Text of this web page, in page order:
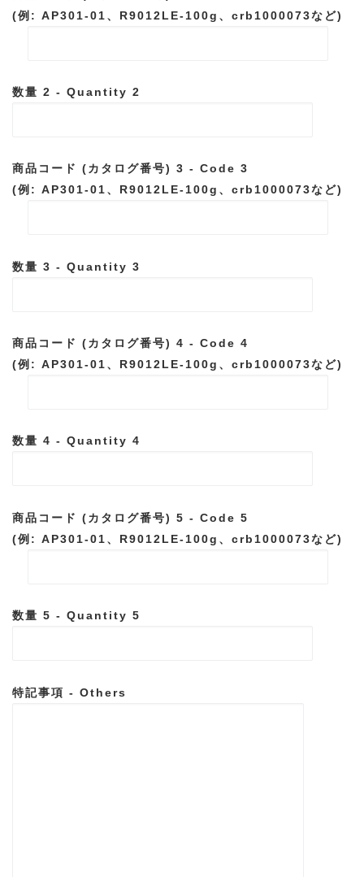
(例: AP301-01、R9012LE-100g、crb1000073など)
数量 2 - Quantity 2
商品コード (カタログ番号) 3 - Code 3
(例: AP301-01、R9012LE-100g、crb1000073など)
数量 3 - Quantity 3
商品コード (カタログ番号) 4 - Code 4
(例: AP301-01、R9012LE-100g、crb1000073など)
数量 4 - Quantity 4
商品コード (カタログ番号) 5 - Code 5
(例: AP301-01、R9012LE-100g、crb1000073など)
数量 5 - Quantity 5
特記事項 - Others